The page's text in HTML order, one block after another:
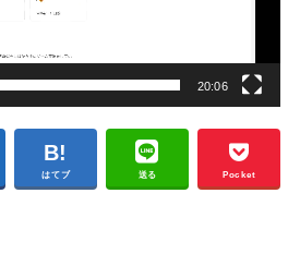
20:06
はてブ 送る Pocket